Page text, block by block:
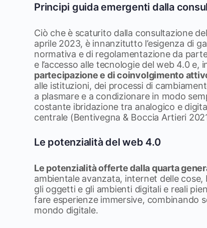
Principi guida emergenti dalla
Ciò che è scaturito dalla consultazione
aprile 2023, è innanzitutto l’esigenza di
normativa e di regolamentazione da
e l’accesso alle tecnologie del web 4.0
partecipazione e di coinvolgimento
alle istituzioni, dei processi di
a plasmare e a condizionare in modo
costante ibridazione tra analogico e
centrale (Bentivegna & Boccia Artieri
Le potenzialità del web 4.0
Le potenzialità offerte dalla quarta
ambientale avanzata, internet delle
gli oggetti e gli ambienti digitali e reali
fare esperienze immersive, combinando
mondo digitale.